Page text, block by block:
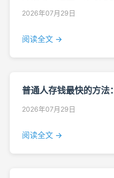
2026年07月29日
阅读全文 →
普通人存钱最快的方法
2026年07月29日
阅读全文 →